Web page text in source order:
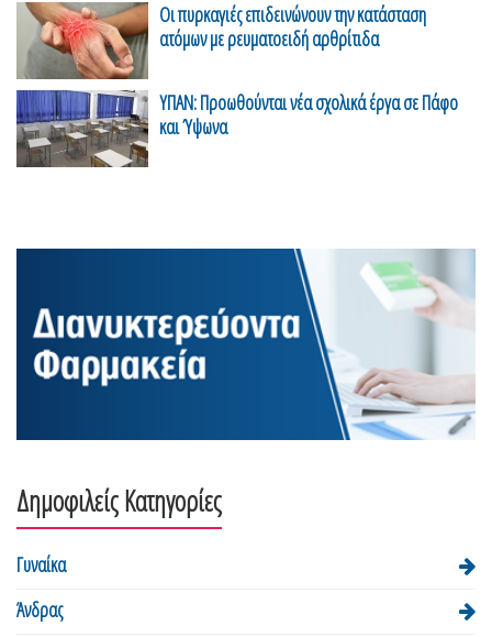
Οι πυρκαγιές επιδεινώνουν την κατάσταση
ατόμων με ρευματοειδή αρθρίτιδα
ΥΠΑΝ: Προωθούνται νέα σχολικά έργα σε Πάφο
και Ύψωνα
Δημοφιλείς Κατηγορίες
Γυναίκα
Άνδρας